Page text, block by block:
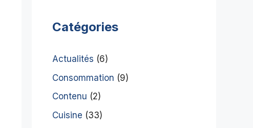
Catégories
Actualités (6)
Consommation (9)
Contenu (2)
Cuisine (33)